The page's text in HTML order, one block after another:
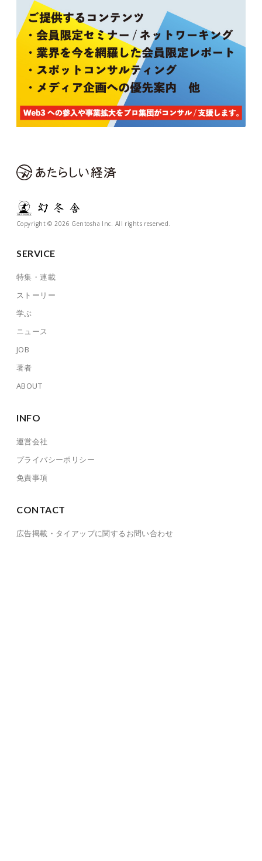
Copyright © 2026 Gentosha Inc. All rights reserved.
SERVICE
特集・連載
ストーリー
学ぶ
ニュース
JOB
著者
ABOUT
INFO
運営会社
プライバシーポリシー
免責事項
CONTACT
広告掲載・タイアップに関するお問い合わせ